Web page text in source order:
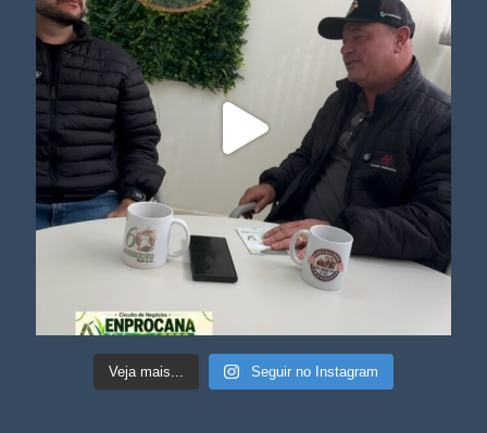
Veja mais... Seguir no Instagram